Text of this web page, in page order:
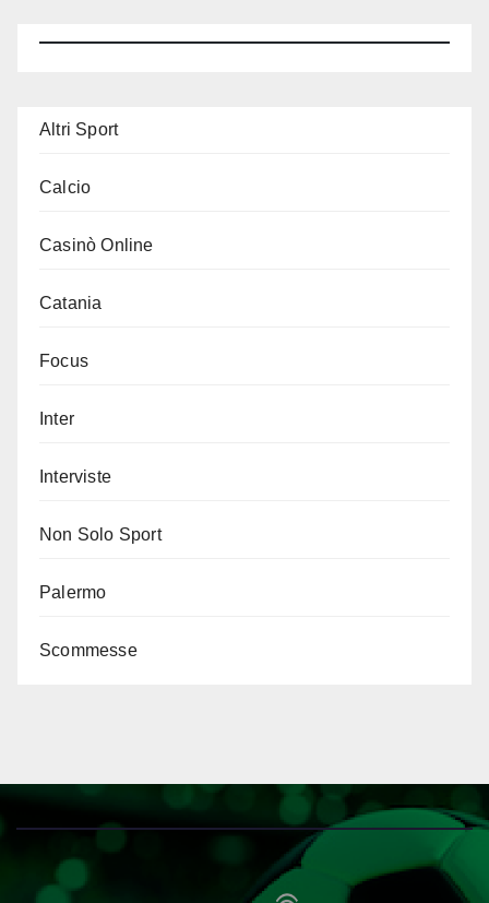
Altri Sport
Calcio
Casinò Online
Catania
Focus
Inter
Interviste
Non Solo Sport
Palermo
Scommesse